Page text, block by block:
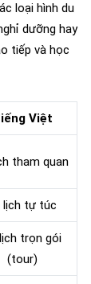
loại hình du
dưỡng hay
tiếp và học
Việt
tham quan
lịch tự túc
trọn gói
(tour)